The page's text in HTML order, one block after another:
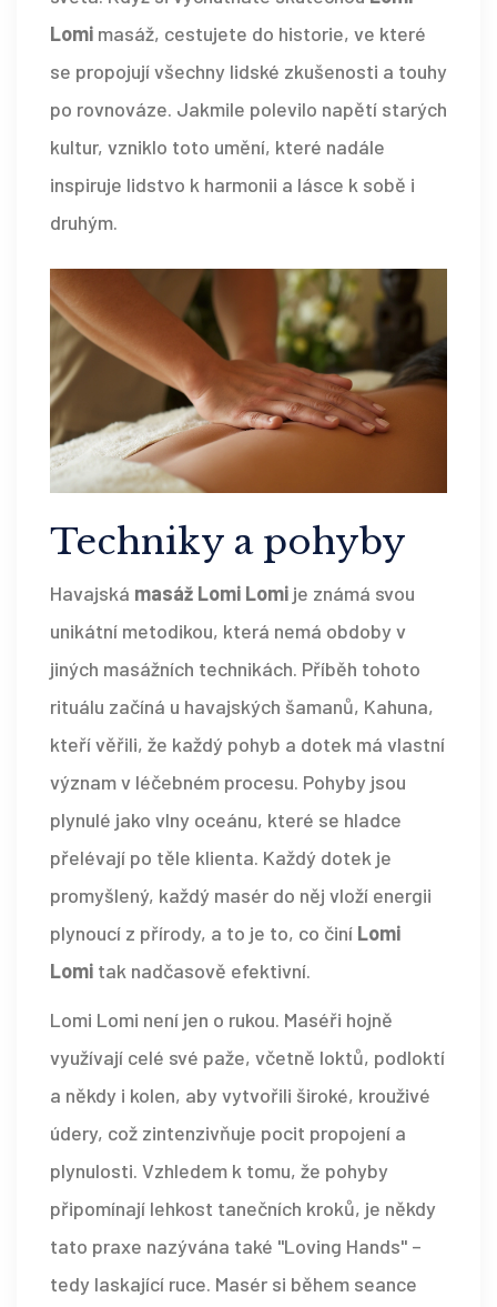
Lomi masáž, cestujete do historie, ve které
se propojují všechny lidské zkušenosti a touhy
po rovnováze. Jakmile polevilo napětí starých
kultur, vzniklo toto umění, které nadále
inspiruje lidstvo k harmonii a lásce k sobě i
druhým.
Techniky a pohyby
Havajská masáž Lomi Lomi je známá svou
unikátní metodikou, která nemá obdoby v
jiných masážních technikách. Příběh tohoto
rituálu začíná u havajských šamanů, Kahuna,
kteří věřili, že každý pohyb a dotek má vlastní
význam v léčebném procesu. Pohyby jsou
plynulé jako vlny oceánu, které se hladce
přelévají po těle klienta. Každý dotek je
promyšlený, každý masér do něj vloží energii
plynoucí z přírody, a to je to, co činí Lomi
Lomi tak nadčasově efektivní.
Lomi Lomi není jen o rukou. Maséři hojně
využívají celé své paže, včetně loktů, podloktí
a někdy i kolen, aby vytvořili široké, krouživé
údery, což zintenzivňuje pocit propojení a
plynulosti. Vzhledem k tomu, že pohyby
připomínají lehkost tanečních kroků, je někdy
tato praxe nazývána také "Loving Hands" –
tedy laskající ruce. Masér si během seance